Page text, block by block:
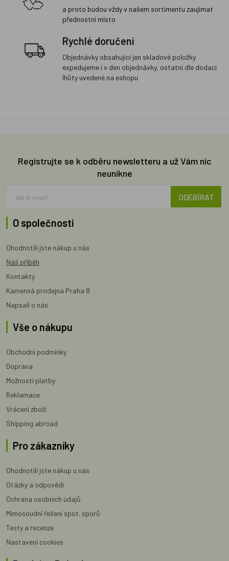
a proto budou vždy v našem sortimentu zaujímat
přednostní místo
Rychlé doručení
Objednávky obsahující jen skladové položky
expedujeme i v den objednávky, ostatní dle dodací
lhůty uvedené na eshopu
Registrujte se k odběru newsletteru a už Vám nic
neunikne
ODEBÍRAT
O společnosti
Ohodnotili jste nákup u nás
Náš příběh
Kontakty
Kamenná prodejna Praha 8
Napsali o nás
Vše o nákupu
Obchodní podmínky
Doprava
Možnosti platby
Reklamace
Vrácení zboží
Shipping abroad
Pro zákazníky
Ohodnotili jste nákup u nás
Otázky a odpovědi
Ochrana osobních údajů
Mimosoudní řešení spot. sporů
Testy a recenze
Nastavení cookies